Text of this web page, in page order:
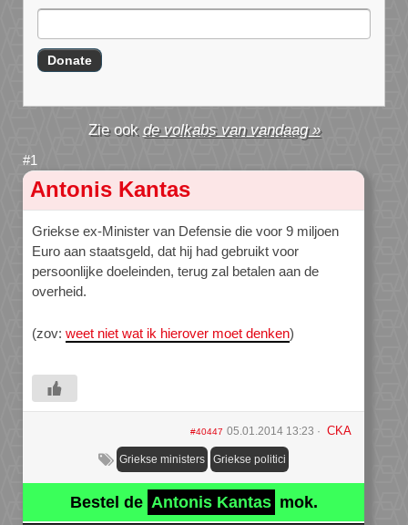
de volkabs van vandaag »
Antonis Kantas
Griekse ex-Minister van Defensie die voor 9 miljoen
Euro aan staatsgeld, dat hij had gebruikt voor
persoonlijke doeleinden, terug zal betalen aan de
overheid.
(zov: weet niet wat ik hierover moet denken)
#40447 05.01.2014 13:23 CKA
Griekse ministers Griekse politici
Bestel de Antonis Kantas mok.